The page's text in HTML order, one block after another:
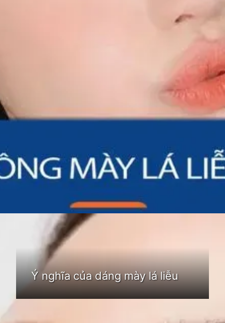
Đang mở https://idep.edu.vn/chan-may-la-lieu-nu-80
Ý nghĩa của dáng mày lá liễu